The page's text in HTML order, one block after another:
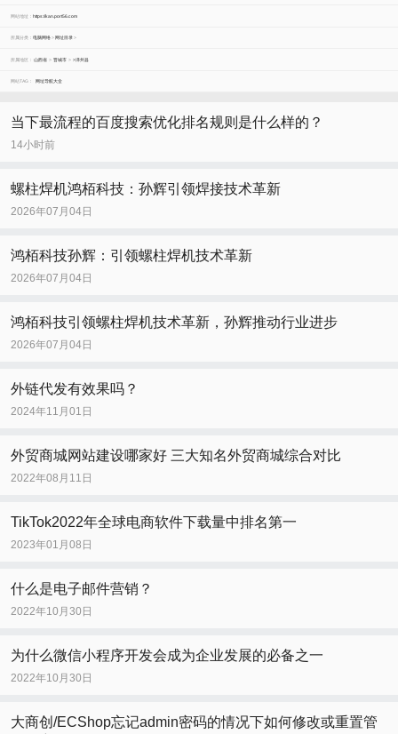
网站地址： https://kan.port56.com
所属分类： 电脑网络>网址目录>
所属地区： 山西省> 晋城市> >泽州县
网站TAG： 网址导航大全
当下最流程的百度搜索优化排名规则是什么样的？
14小时前
螺柱焊机鸿栢科技：孙辉引领焊接技术革新
2026年07月04日
鸿栢科技孙辉：引领螺柱焊机技术革新
2026年07月04日
鸿栢科技引领螺柱焊机技术革新，孙辉推动行业进步
2026年07月04日
外链代发有效果吗？
2024年11月01日
外贸商城网站建设哪家好 三大知名外贸商城综合对比
2022年08月11日
TikTok2022年全球电商软件下载量中排名第一
2023年01月08日
什么是电子邮件营销？
2022年10月30日
为什么微信小程序开发会成为企业发展的必备之一
2022年10月30日
大商创/ECShop忘记admin密码的情况下如何修改或重置管